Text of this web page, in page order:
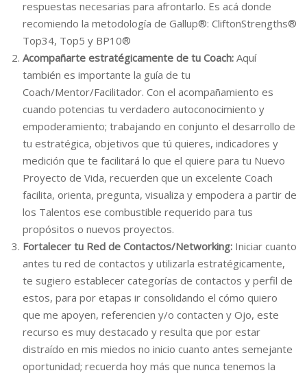
respuestas necesarias para afrontarlo. Es acá donde
recomiendo la metodología de Gallup®: CliftonStrengths®
Top34, Top5 y BP10®
Acompañarte estratégicamente de tu Coach: Aquí
también es importante la guía de tu
Coach/Mentor/Facilitador. Con el acompañamiento es
cuando potencias tu verdadero autoconocimiento y
empoderamiento; trabajando en conjunto el desarrollo de
tu estratégica, objetivos que tú quieres, indicadores y
medición que te facilitará lo que el quiere para tu Nuevo
Proyecto de Vida, recuerden que un excelente Coach
facilita, orienta, pregunta, visualiza y empodera a partir de
los Talentos ese combustible requerido para tus
propósitos o nuevos proyectos.
Fortalecer tu Red de Contactos/Networking: Iniciar cuanto
antes tu red de contactos y utilizarla estratégicamente,
te sugiero establecer categorías de contactos y perfil de
estos, para por etapas ir consolidando el cómo quiero
que me apoyen, referencien y/o contacten y Ojo, este
recurso es muy destacado y resulta que por estar
distraído en mis miedos no inicio cuanto antes semejante
oportunidad; recuerda hoy más que nunca tenemos la